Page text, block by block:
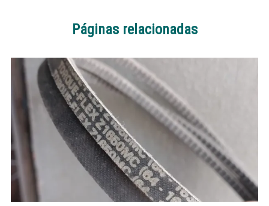
Páginas relacionadas